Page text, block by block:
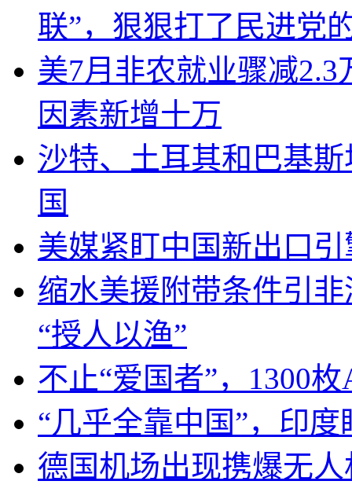
联”，狠狠打了民进党
美7月非农就业骤减
因素新增十万
沙特、土耳其和巴基
国
美媒紧盯中国新出口
缩水美援附带条件引
“授人以渔”
不止“爱国者”，1300
“几乎全靠中国”，印
德国机场出现携爆无